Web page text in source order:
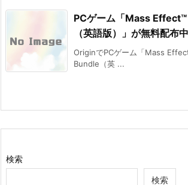
PCゲーム「Mass
（英語版）」が無料配布中
OriginでPCゲーム「Mass
Bundle（英 ...
検索
検索